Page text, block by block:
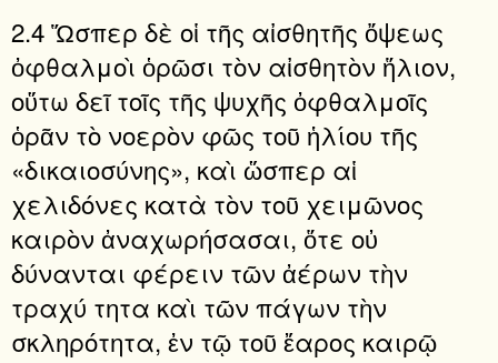
2.4 Ὥσπερ δὲ οἱ τῆς αἰσθητῆς ὄψεως
ὀφθαλμοὶ ὁρῶσι τὸν αἰσθητὸν ἥλιον,
οὕτω δεῖ τοῖς τῆς ψυχῆς ὀφθαλμοῖς
ὁρᾶν τὸ νοερὸν φῶς τοῦ ἡλίου τῆς
«δικαιοσύνης», καὶ ὥσπερ αἱ
χελιδόνες κατὰ τὸν τοῦ χειμῶνος
καιρὸν ἀναχωρήσασαι, ὅτε οὐ
δύνανται φέρειν τῶν ἀέρων τὴν
τραχύ τητα καὶ τῶν πάγων τὴν
σκληρότητα, ἐν τῷ τοῦ ἔαρος καιρῷ